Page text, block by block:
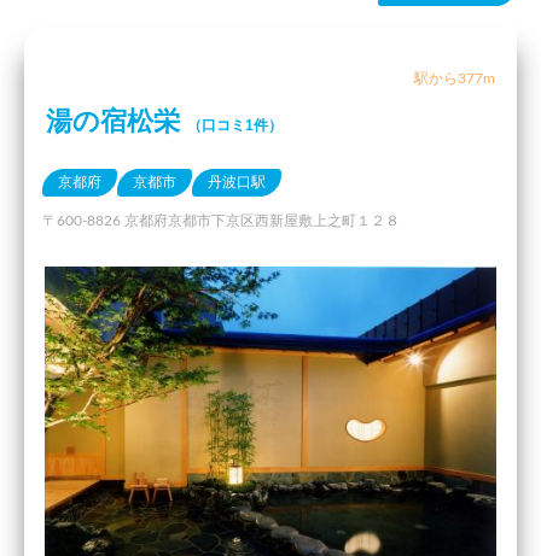
駅から377m
湯の宿松栄 （口コミ1件）
京都府 京都市 丹波口駅
〒600-8826 京都府京都市下京区西新屋敷上之町１２８